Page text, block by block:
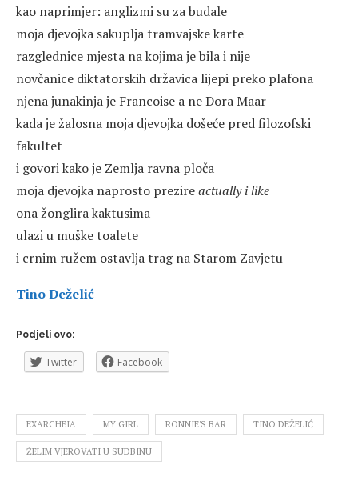
kao naprimjer: anglizmi su za budale
moja djevojka sakuplja tramvajske karte
razglednice mjesta na kojima je bila i nije
novčanice diktatorskih državica lijepi preko plafona
njena junakinja je Francoise a ne Dora Maar
kada je žalosna moja djevojka došeće pred filozofski
fakultet
i govori kako je Zemlja ravna ploča
moja djevojka naprosto prezireactually i like
ona žonglira kaktusima
ulazi u muške toalete
i crnim ružem ostavlja trag na Starom Zavjetu
Tino Deželić
Podjeli ovo:
Twitter Facebook
EXARCHEIA MY GIRL RONNIE'S BAR TINO DEŽELIĆ
ŽELIM VJEROVATI U SUDBINU